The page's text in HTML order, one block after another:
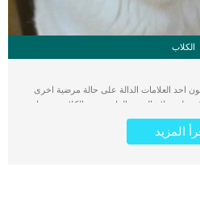
الكلاب
احد العلامات الدالة على حالة مرضية اخرى
على علاج العيون الدامعة عند الكلاب يجب ان
فى هذا المقال سنقدم لك الاعراض المصاحبة
الطبيب البيطرى فى التشخيص. كما سنقدم
بناء على صحته العامة وسبب الاعراض. تشوهات
المزيد